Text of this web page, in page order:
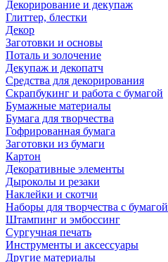
Декорирование и декупаж
Глиттер, блестки
Декор
Заготовки и основы
Поталь и золочение
Декупаж и декопатч
Средства для декорирования
Скрапбукинг и работа с бумагой
Бумажные материалы
Бумага для творчества
Гофрированная бумага
Заготовки из бумаги
Картон
Декоративные элементы
Дыроколы и резаки
Наклейки и скотчи
Наборы для творчества с бумагой
Штампинг и эмбоссинг
Сургучная печать
Инструменты и аксессуары
Другие материалы